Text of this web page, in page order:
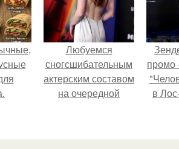
Любуемся
сногсшибательным
актерским составом
на очередной
промо
в